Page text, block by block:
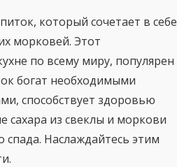
который сочетает в себе
морковей. Этот
по всему миру, популярен
богат необходимыми
способствует здоровью
сахара из свеклы и моркови
спада. Наслаждайтесь этим